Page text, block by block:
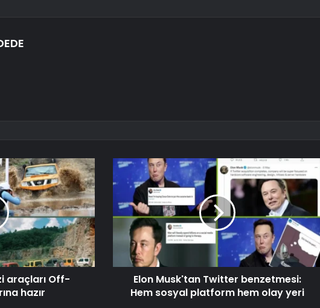
araçları Off-
hazır
Elon Musk'tan Twitter benzetmesi:
Hem sosyal platform hem olay yeri